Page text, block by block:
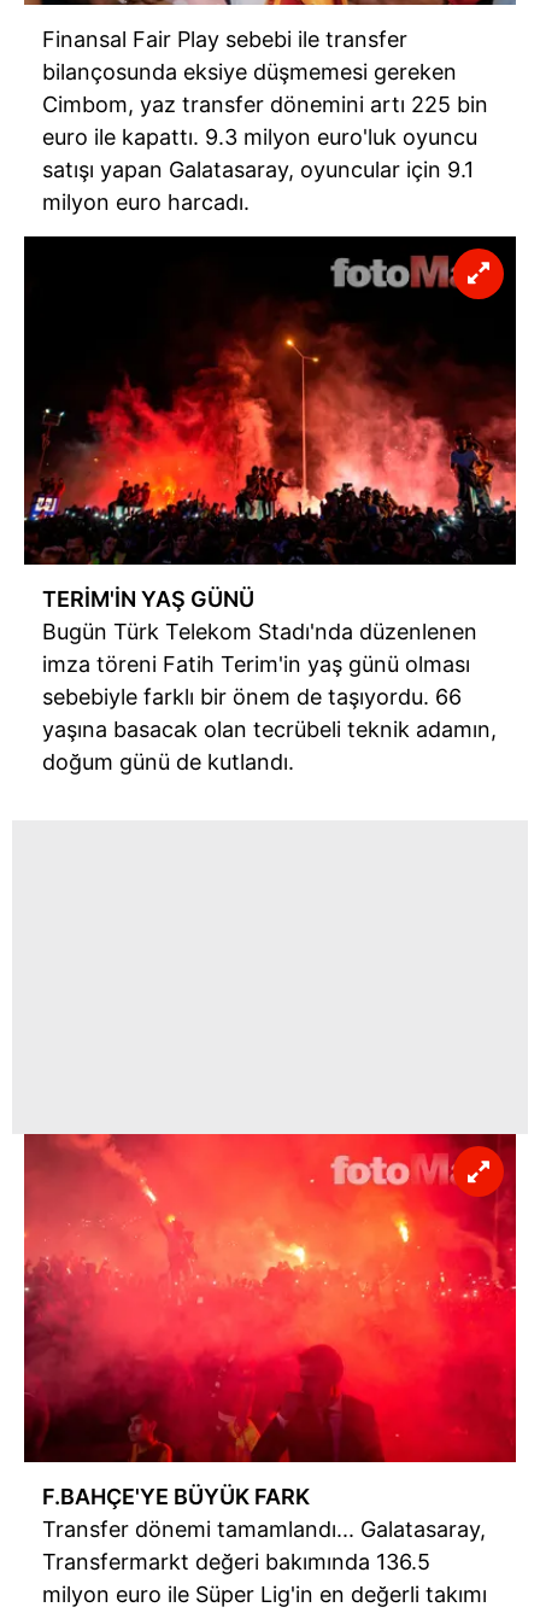
Finansal Fair Play sebebi ile transfer
bilançosunda eksiye düşmemesi gereken
Cimbom, yaz transfer dönemini artı 225 bin
euro ile kapattı. 9.3 milyon euro'luk oyuncu
satışı yapan Galatasaray, oyuncular için 9.1
milyon euro harcadı.
TERİM'İN YAŞ GÜNÜ
Bugün Türk Telekom Stadı'nda düzenlenen
imza töreni Fatih Terim'in yaş günü olması
sebebiyle farklı bir önem de taşıyordu. 66
yaşına basacak olan tecrübeli teknik adamın,
doğum günü de kutlandı.
F.BAHÇE'YE BÜYÜK FARK
Transfer dönemi tamamlandı... Galatasaray,
Transfermarkt değeri bakımında 136.5
milyon euro ile Süper Lig'in en değerli takımı